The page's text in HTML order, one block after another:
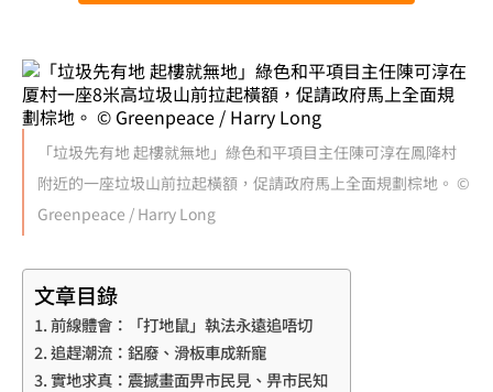
「垃圾先有地 起樓就無地」綠色和平項目主任陳可淳在鳳降村
附近的一座垃圾山前拉起橫額，促請政府馬上全面規劃棕地。 ©
Greenpeace / Harry Long
文章目錄
前線體會：「打地鼠」執法永遠追唔切
追趕潮流：鋁廢、滑板車成新寵
實地求真：震撼畫面畀市民見、畀市民知